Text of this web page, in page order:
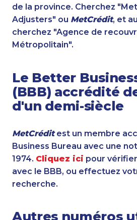
de la province. Cherchez
Adjusters" ou MetCrédit, et
cherchez "Agence de
Métropolitain".
Le Better
(BBB) accrédité
d'un demi-siècle
MetCréditest un membre
Business Bureau avec une
1974. Cliquez ici pour
avec le BBB, ou effectuez
recherche.
Autres numéros